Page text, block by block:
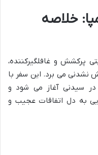
خلاصه
با روایتی پرکشش و غافلگیرکننده،
نشدنی می برد. این سفر با
در سیدنی آغاز می شود و
به دل اتفاقات عجیب و